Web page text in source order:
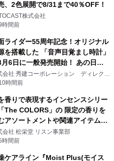
、2色展開で8/31まで40％OFF！
株式会社
時間前
ライダー55周年記念！オリジナル
を搭載した 「音声目覚まし時計」
6日に一般発売開始！ あの日の
奮が今甦る
会社 秀建コーポレーション ディレクト
トギャラリー
時間前
香りで表現するインセンスシリー
The COLORS」の 限定の香りを
アソートメントや関連アイテムを
6日発売
会社 松栄堂 リスン事業部
時間前
ケアライン『Moist Plus(モイス